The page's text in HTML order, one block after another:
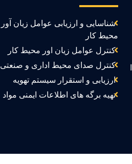
شناسایی و ارزیابی عوامل زیان آور
محیط کار
کنترل عوامل زیان اور محیط کار
کنترل صدای محیط اداری و صنعتی
ارزیابی و استقرار سیستم تهویه
تهیه برگه های اطلاعات ایمنی مواد